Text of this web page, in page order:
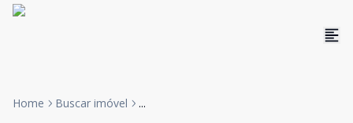
Home Buscar imóvel ...